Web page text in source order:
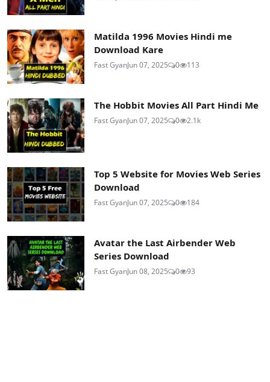
Matilda 1996 Movies Hindi me
Download Kare
Fast GyanJun 07, 2025 0 113
The Hobbit Movies All Part Hindi Me
Fast GyanJun 07, 2025 0 2.1k
Top 5 Website for Movies Web Series
Download
Fast GyanJun 07, 2025 0 184
Avatar the Last Airbender Web
Series Download
Fast GyanJun 08, 2025 0 93